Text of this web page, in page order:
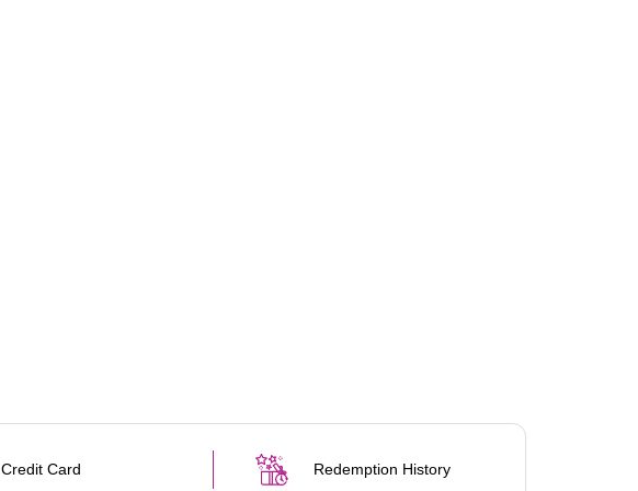
Credit Card Redemption History